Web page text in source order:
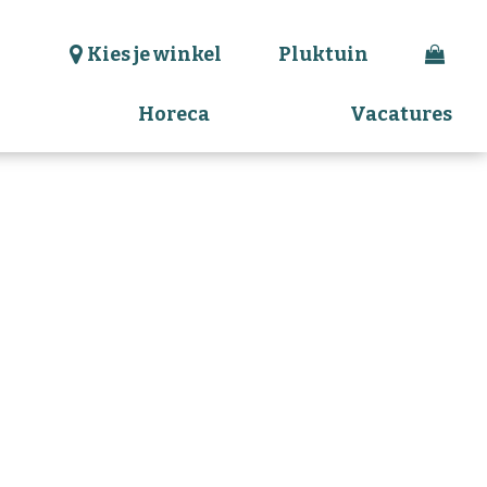
Kies je winkel Pluktuin
Horeca Vacatures